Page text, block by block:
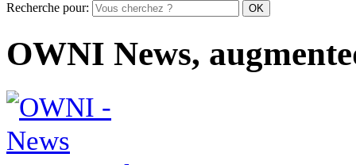
Recherche pour:
OWNI News,